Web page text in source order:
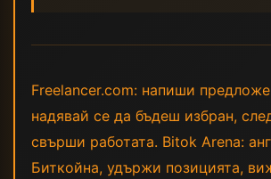
Freelancer.com: напиши
надявай се да бъдеш избран,
свърши работата. Bitok Arena:
Биткойна, удържи позицията,